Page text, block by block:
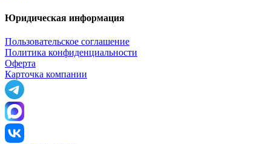
Юридическая информация
Пользовательское соглашение
Политика конфиденциальности
Оферта
Карточка компании